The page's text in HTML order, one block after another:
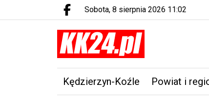
Facebook.com
sobota, 8 sierpnia 2026 11:02
Kędzierzyn-Koźle Powiat i